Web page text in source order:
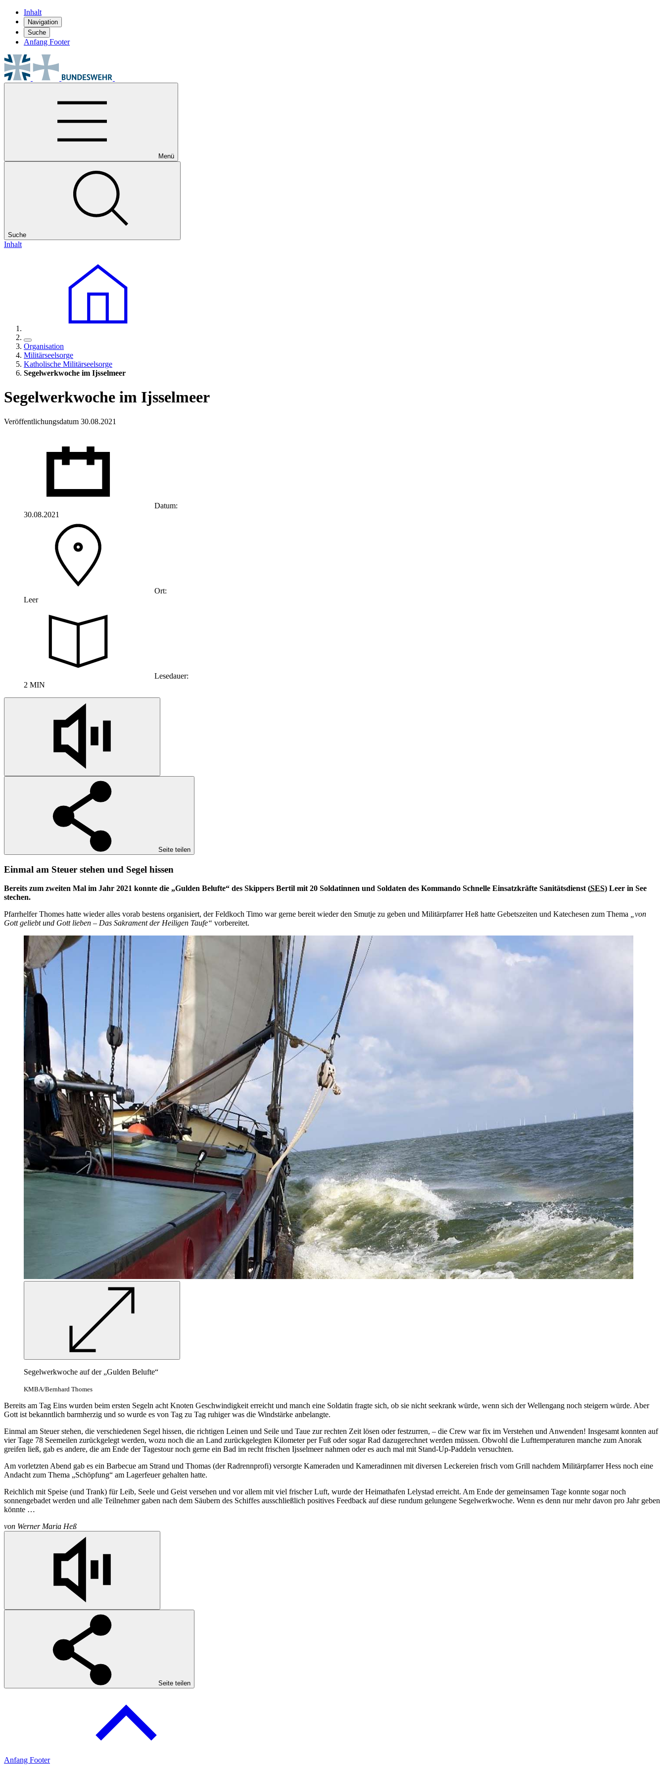
Inhalt
Navigation
Suche
Anfang Footer
Menü
Suche
Inhalt
Organisation
Militärseelsorge
Katholische Militärseelsorge
Segelwerkwoche im Ijsselmeer
Segelwerkwoche im Ijsselmeer
Veröffentlichungsdatum 30.08.2021
Datum:
30.08.2021
Ort:
Leer
Lesedauer:
2 MIN
Seite teilen
Einmal am Steuer stehen und Segel hissen
Bereits zum zweiten Mal im Jahr 2021 konnte die „Gulden Belufte“ des Skippers Bertil mit 20 Soldatinnen und Soldaten des Kommando Schnelle Einsatzkräfte Sanitätsdienst (SES) Leer in See
stechen.
Pfarrhelfer Thomes hatte wieder alles vorab bestens organisiert, der Feldkoch Timo war gerne bereit wieder den Smutje zu geben und Militärpfarrer Heß hatte Gebetszeiten und Katechesen zum Thema
„von
Gott geliebt und Gott lieben – Das Sakrament der Heiligen Taufe“ vorbereitet.
Segelwerkwoche auf der „Gulden Belufte“
KMBA/Bernhard Thomes
Bereits am Tag Eins wurden beim ersten Segeln acht Knoten Geschwindigkeit erreicht und manch eine Soldatin fragte sich, ob sie nicht seekrank würde, wenn sich der Wellengang noch steigern würde. Aber
Gott ist bekanntlich barmherzig und so wurde es von Tag zu Tag ruhiger was die Windstärke anbelangte.
Einmal am Steuer stehen, die verschiedenen Segel hissen, die richtigen Leinen und Seile und Taue zur rechten Zeit lösen oder festzurren, – die Crew war fix im Verstehen und Anwenden! Insgesamt konnten auf
vier Tage 78 Seemeilen zurückgelegt werden, wozu noch die an Land zurückgelegten Kilometer per Fuß oder sogar Rad dazugerechnet werden müssen. Obwohl die Lufttemperaturen manche zum Anorak
greifen ließ, gab es andere, die am Ende der Tagestour noch gerne ein Bad im recht frischen Ijsselmeer nahmen oder es auch mal mit Stand-Up-Paddeln versuchten.
Am vorletzten Abend gab es ein Barbecue am Strand und Thomas (der Radrennprofi) versorgte Kameraden und Kameradinnen mit diversen Leckereien frisch vom Grill nachdem Militärpfarrer Hess noch eine
Andacht zum Thema „Schöpfung“ am Lagerfeuer gehalten hatte.
Reichlich mit Speise (und Trank) für Leib, Seele und Geist versehen und vor allem mit viel frischer Luft, wurde der Heimathafen Lelystad erreicht. Am Ende der gemeinsamen Tage konnte sogar noch
sonnengebadet werden und alle Teilnehmer gaben nach dem Säubern des Schiffes ausschließlich positives Feedback auf diese rundum gelungene Segelwerkwoche. Wenn es denn nur mehr davon pro Jahr geben
könnte …
von Werner Maria Heß
Seite teilen
Anfang Footer